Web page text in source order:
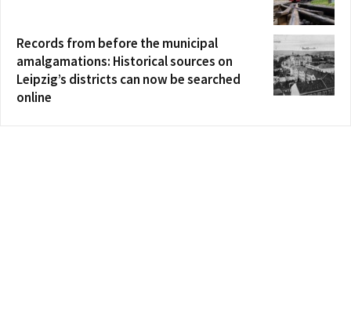
Records from before the municipal
amalgamations: Historical sources on
Leipzig’s districts can now be searched
online